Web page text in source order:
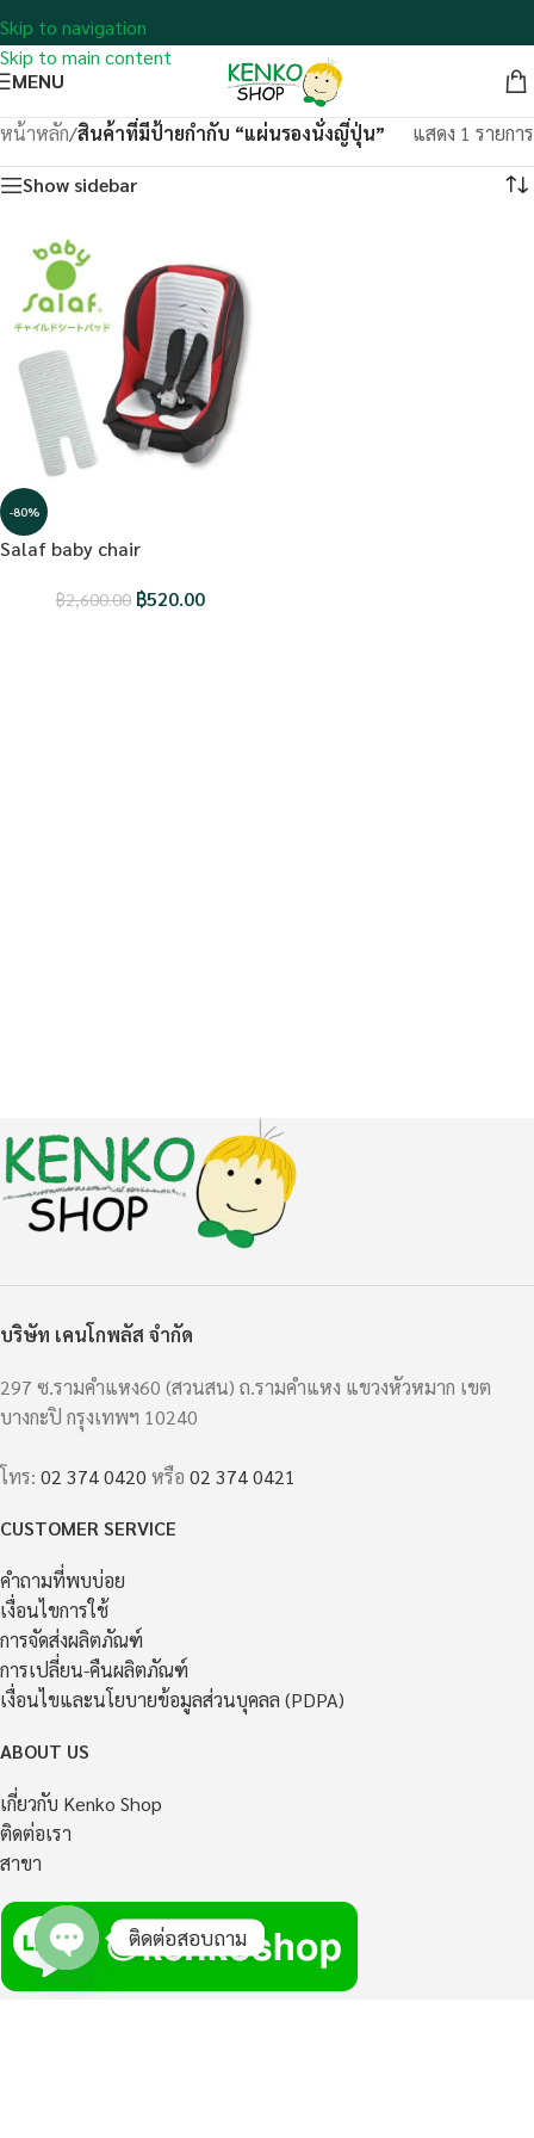
Skip to navigation
Skip to main content
MENU
หน้าหลัก/สินค้าที่มีป้ายกำกับ “แผ่นรองนั่งญี่ปุ่น” แสดง 1 รายการ
Show sidebar
-80%
Salaf baby chair
฿2,600.00 ฿520.00
บริษัท เคนโกพลัส จำกัด
297 ซ.รามคำแหง60 (สวนสน) ถ.รามคำแหง แขวงหัวหมาก เขต
บางกะปิ กรุงเทพฯ 10240
โทร: 02 374 0420 หรือ 02 374 0421
CUSTOMER SERVICE
คำถามที่พบบ่อย
เงื่อนไขการใช้
การจัดส่งผลิตภัณฑ์
การเปลี่ยน-คืนผลิตภัณฑ์
เงื่อนไขและนโยบายข้อมูลส่วนบุคลล (PDPA)
ABOUT US
เกี่ยวกับ Kenko Shop
ติดต่อเรา
สาขา
ติดต่อสอบถาม